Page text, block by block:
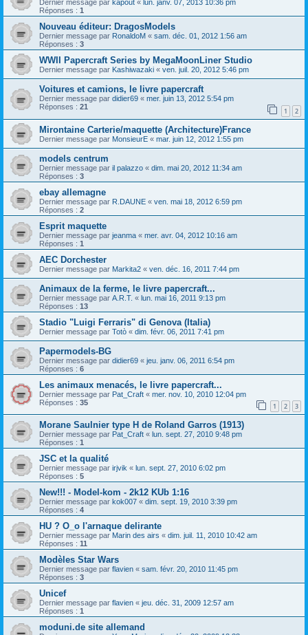
Dernier message par kapout « lun. janv. 07, 2013 10:36 pm
Réponses : 1
Nouveau éditeur: DragosModels
Dernier message par RonaldoM « sam. déc. 01, 2012 1:56 am
Réponses : 3
WWII Papercraft Series by MegaMoonLiner Studio
Dernier message par Kashiwazaki « ven. juil. 20, 2012 5:46 pm
Voitures et camions, le livre papercraft
Dernier message par didier69 « mer. juin 13, 2012 5:54 pm
Réponses : 21 1 2
Mirontaine Carterie/maquette (Architecture)France
Dernier message par MonsieurE « mar. juin 12, 2012 1:55 pm
models centrum
Dernier message par il palazzo « dim. mai 20, 2012 11:34 am
Réponses : 3
ebay allemagne
Dernier message par R.DAUNE « ven. mai 18, 2012 6:59 pm
Réponses : 2
Esprit maquette
Dernier message par jeanma « mer. avr. 04, 2012 10:16 am
Réponses : 1
AEC Dorchester
Dernier message par Markita2 « ven. déc. 16, 2011 7:44 pm
Animaux de la ferme, le livre papercraft...
Dernier message par A.R.T. « lun. mai 16, 2011 9:13 pm
Réponses : 13
Stadio "Luigi Ferraris" di Genova (Italia)
Dernier message par Totò « dim. févr. 06, 2011 7:41 pm
Papermodels-BG
Dernier message par didier69 « jeu. janv. 06, 2011 6:54 pm
Réponses : 6
Les animaux menacés, le livre papercraft...
Dernier message par Pat_Craft « mer. nov. 10, 2010 12:04 pm
Réponses : 35 1 2 3
Morane Saulnier type H de Roland Garros (1913)
Dernier message par Pat_Craft « lun. sept. 27, 2010 9:48 pm
Réponses : 1
JSC et la qualité
Dernier message par irjvik « lun. sept. 27, 2010 6:02 pm
Réponses : 5
New!!! - Model-kom - 2k12 KUb 1:16
Dernier message par kok007 « dim. sept. 19, 2010 3:39 pm
Réponses : 4
HU ? O_o l'arnaque delirante
Dernier message par Marin des airs « dim. juil. 11, 2010 10:42 am
Réponses : 11
Modèles Star Wars
Dernier message par flavien « sam. févr. 20, 2010 11:45 pm
Réponses : 3
Unicef
Dernier message par flavien « jeu. déc. 31, 2009 12:57 am
Réponses : 1
moduni.de site allemand